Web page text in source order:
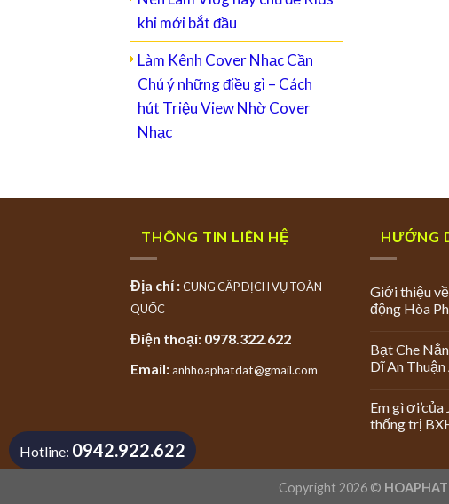
khi mới bắt đầu
Làm Kênh Cover Nhạc Cần
Chú ý những điều gì – Cách
hút Triệu View Nhờ Cover
Nhạc
THÔNG TIN LIÊN HỆ
Địa chỉ :CUNG CẤP DỊCH VỤ TOÀN
QUỐC
Điện thoại: 0978.322.622
Email:anhhoaphatdat@gmail.com
HƯỚNG
Giới thiệu
động Hòa
Bạt Che
Dĩ An
Em gì
thống trị
Copyright 2026 ©
Hotline: 0942.922.622